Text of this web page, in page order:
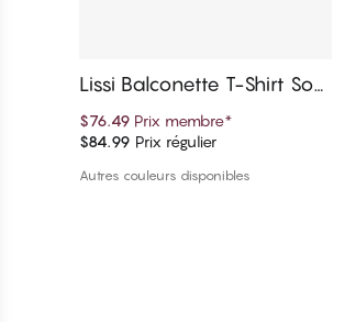
Ajouter au panier
Lissi Balconette T-Shirt Sout
$76.49 Prix membre*
$84.99 Prix régulier
Autres couleurs disponibles